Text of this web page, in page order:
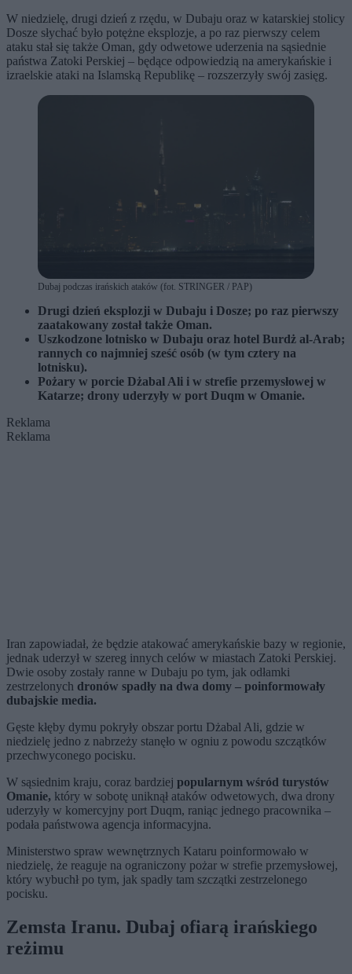
W niedzielę, drugi dzień z rzędu, w Dubaju oraz w katarskiej stolicy
Dosze słychać było potężne eksplozje, a po raz pierwszy celem
ataku stał się także Oman, gdy odwetowe uderzenia na sąsiednie
państwa Zatoki Perskiej – będące odpowiedzią na amerykańskie i
izraelskie ataki na Islamską Republikę – rozszerzyły swój zasięg.
Dubaj podczas irańskich ataków (fot. STRINGER / PAP)
Drugi dzień eksplozji w Dubaju i Dosze; po raz pierwszy
zaatakowany został także Oman.
Uszkodzone lotnisko w Dubaju oraz hotel Burdż al-Arab;
rannych co najmniej sześć osób (w tym cztery na
lotnisku).
Pożary w porcie Dżabal Ali i w strefie przemysłowej w
Katarze; drony uderzyły w port Duqm w Omanie.
Reklama
Reklama
Iran zapowiadał, że będzie atakować amerykańskie bazy w regionie,
jednak uderzył w szereg innych celów w miastach Zatoki Perskiej.
Dwie osoby zostały ranne w Dubaju po tym, jak odłamki
zestrzelonych dronów spadły na dwa domy – poinformowały
dubajskie media.
Gęste kłęby dymu pokryły obszar portu Dżabal Ali, gdzie w
niedzielę jedno z nabrzeży stanęło w ogniu z powodu szczątków
przechwyconego pocisku.
W sąsiednim kraju, coraz bardziej popularnym wśród turystów
Omanie, który w sobotę uniknął ataków odwetowych, dwa drony
uderzyły w komercyjny port Duqm, raniąc jednego pracownika –
podała państwowa agencja informacyjna.
Ministerstwo spraw wewnętrznych Kataru poinformowało w
niedzielę, że reaguje na ograniczony pożar w strefie przemysłowej,
który wybuchł po tym, jak spadły tam szczątki zestrzelonego
pocisku.
Zemsta Iranu. Dubaj ofiarą irańskiego
reżimu